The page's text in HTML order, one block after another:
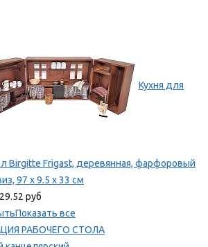
Кухня для
Birgitte Frigast, деревянная, фарфоровый
97 x 9.5 x 33 см
руб
Показать все
РАБОЧЕГО СТОЛА